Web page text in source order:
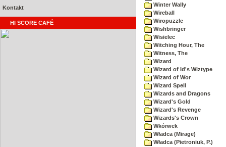
Kontakt
HI SCORE CAFÉ
Winter Wally
Wireball
Wiropuzzle
Wishbringer
Wisielec
Witching Hour, The
Witness, The
Wizard
Wizard of Id's Wiztype
Wizard of Wor
Wizard Spell
Wizards and Dragons
Wizard's Gold
Wizard's Revenge
Wizards's Crown
Wkórwek
Władca (Mirage)
Władca (Pietroniuk, P.)